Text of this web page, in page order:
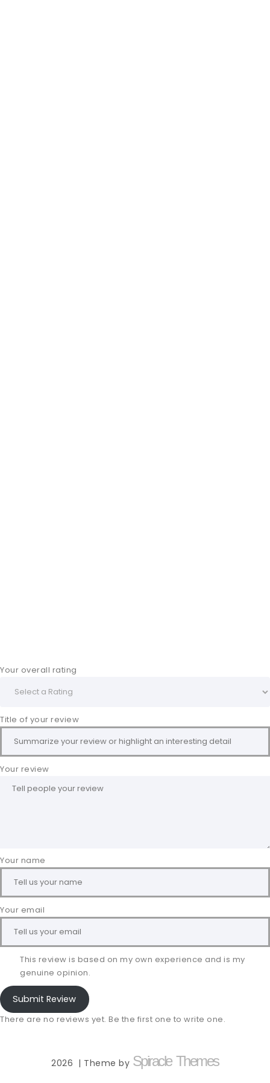
Your overall rating
Title of your review
Your review
Your name
Your email
This review is based on my own experience and is my
genuine opinion.
Submit Review
There are no reviews yet. Be the first one to write one.
2026 | Theme by Spiracle Themes